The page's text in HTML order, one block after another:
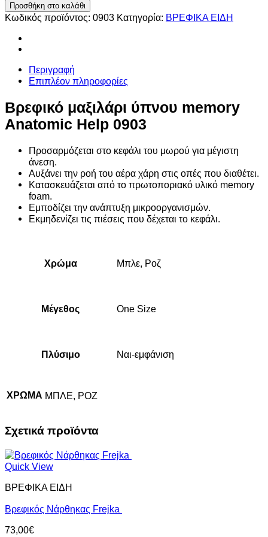
μαξιλάρι
ύπνου
memory
Anatomic
Help
ποσότητα
Προσθήκη στο καλάθι
Κωδικός προϊόντος: 0903 Κατηγορία: ΒΡΕΦΙΚΑ ΕΙΔΗ
Περιγραφή
Επιπλέον πληροφορίες
Βρεφικό μαξιλάρι ύπνου memory
Anatomic Help 0903
Προσαρμόζεται στο κεφάλι του μωρού για μέγιστη
άνεση.
Αυξάνει την ροή του αέρα χάρη στις οπές που διαθέτει.
Κατασκευάζεται από το πρωτοποριακό υλικό memory
foam.
Εμποδίζει την ανάπτυξη μικροοργανισμών.
Εκμηδενίζει τις πιέσεις που δέχεται το κεφάλι.
Χρώμα Μπλε, Ροζ
Μέγεθος One Size
Πλύσιμο Ναι-εμφάνιση
ΧΡΩΜΑ ΜΠΛΕ, ΡΟΖ
Σχετικά προϊόντα
Quick View
ΒΡΕΦΙΚΑ ΕΙΔΗ
Βρεφικός Νάρθηκας Frejka
73,00€